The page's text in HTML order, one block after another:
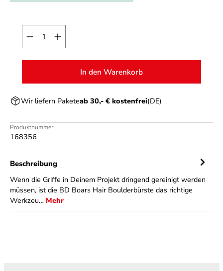
Produkt Anzahl: Gib den gewünschten Wert
In den Warenkorb
Wir liefern Paketeab 30,- € kostenfrei(DE)
Produktnummer:
168356
Beschreibung
Wenn die Griffe in Deinem Projekt dringend gereinigt werden
müssen, ist die BD Boars Hair Boulderbürste das richtige
Werkzeu… Mehr